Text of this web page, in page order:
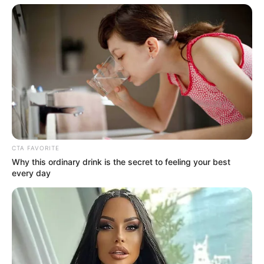
www.jasb.com.br.
Receba notíciasdireto nocelular
entrando nos nossos grupos.
Clique na opção preferida:
Telegram | Facebook ou Inscreva-se no
canal
JASB no YouTube
SHARE THIS Share it Tweet
Share it Pin it
PUBLICAÇÕES RELACIONADAS
Notícia
CTA FAVORITE
Why this ordinary drink is the secret to feeling your best
every day